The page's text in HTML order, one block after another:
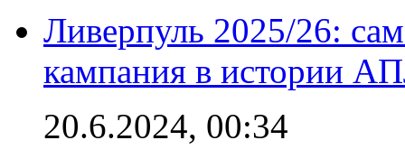
Ливерпуль 2025/26:
кампания в истории
20.6.2024, 00:34